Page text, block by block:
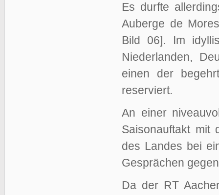
Es durfte
Auberge de
Bild 06]. Im
Niederlanden,
einen der
reserviert.
An einer
Saisonauftakt mit
des Landes bei
Gesprächen
Da der RT